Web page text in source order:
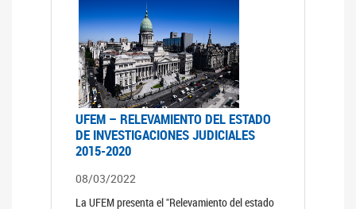
UFEM – RELEVAMIENTO DEL ESTADO
DE INVESTIGACIONES JUDICIALES
2015-2020
08/03/2022
La UFEM presenta el "Relevamiento del estado